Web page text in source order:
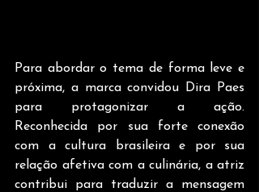
Para abordar o tema de forma leve e
próxima, a marca convidou Dira Paes
para protagonizar a ação.
Reconhecida por sua forte conexão
com a cultura brasileira e por sua
relação afetiva com a culinária, a atriz
contribui para traduzir a mensagem